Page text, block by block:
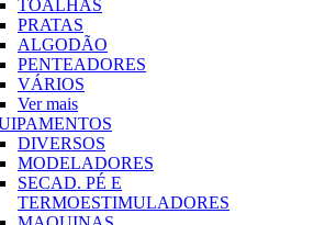
TOALHAS
PRATAS
ALGODÃO
PENTEADORES
VÁRIOS
Ver mais
DIVERSOS
MODELADORES
SECAD. PÉ E
TERMOESTIMULADORES